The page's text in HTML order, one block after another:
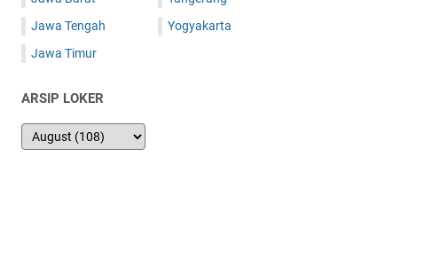
Jawa Tengah
Jawa Timur
Yogyakarta
ARSIP LOKER